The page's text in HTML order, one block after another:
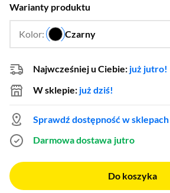
Warianty produktu
Kolor: Czarny
Najwcześniej u Ciebie: już jutro!
W sklepie: już dziś!
Sprawdź dostępność w sklepach
Darmowa dostawa jutro
Do koszyka